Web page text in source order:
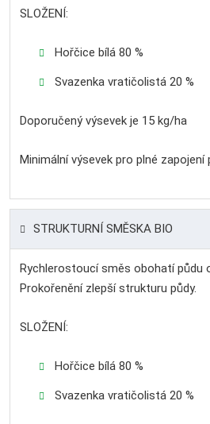
SLOŽENÍ:
Hořčice bílá 80 %
Svazenka vratičolistá 20 %
Doporučený výsevek je 15 kg/ha
Minimální výsevek pro plné
STRUKTURNÍ SMĚSKA BIO
Rychlerostoucí směs obohatí půdu
Prokořenění zlepší strukturu půdy.
SLOŽENÍ:
Hořčice bílá 80 %
Svazenka vratičolistá 20 %